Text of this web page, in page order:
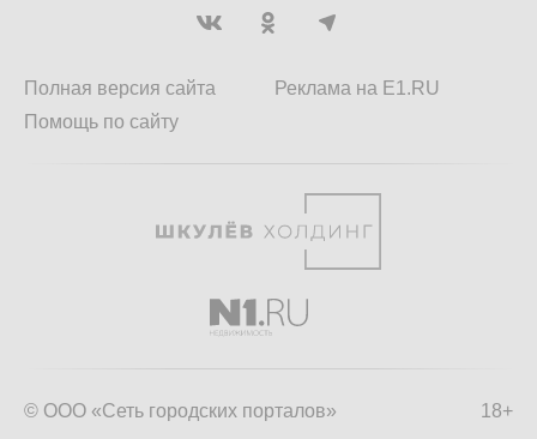
Полная версия сайта
Помощь по сайту
Реклама на E1.RU
18+
© ООО «Сеть городских порталов»